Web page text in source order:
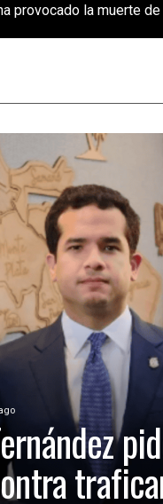
provocado la muerte